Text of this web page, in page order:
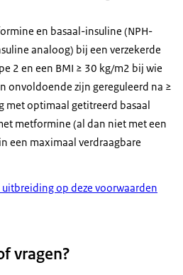
en basaal-insuline (NPH-
analoog) bij een verzekerde
2 en een BMI ≥ 30 kg/m2 bij wie
onvoldoende zijn gereguleerd na ≥
met optimaal getitreerd basaal
metformine (al dan niet met een
een maximaal verdraagbare
op deze voorwaarden
vragen?